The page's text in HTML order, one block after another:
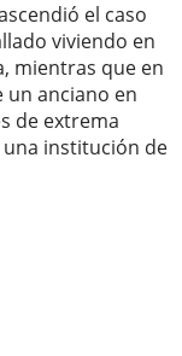
el caso
viviendo en
mientras que en
un anciano en
de extrema
institución de